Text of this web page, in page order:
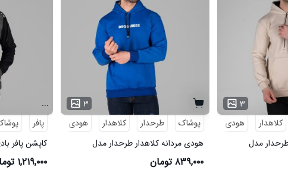
۳
کلاهدار هودی
هودی مردانه
مدل
۳
پوشاک
طرحدار کلاهدار هودی
هودی مردانه
هودی مردانه کلاهدار طرحدار مدل
49315
۸۳۹,۰۰۰ تومان
...
پافر
کاپشن پافر
49325
۱,۲۱۹,۰۰۰ تومان